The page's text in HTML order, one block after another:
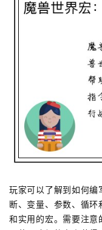
玩家可以了解到如何编
断、变量、参数、循
和实用的宏。需要注